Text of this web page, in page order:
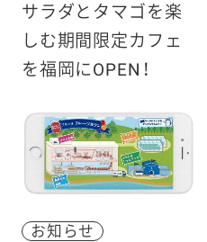
サラダとタマゴを楽
しむ期間限定カフェ
を福岡にOPEN！
お知らせ